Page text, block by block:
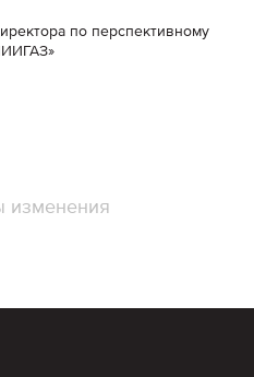
по перспективному
изменения